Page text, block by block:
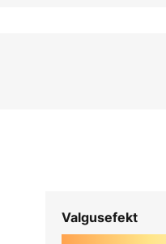
Valgusefekt